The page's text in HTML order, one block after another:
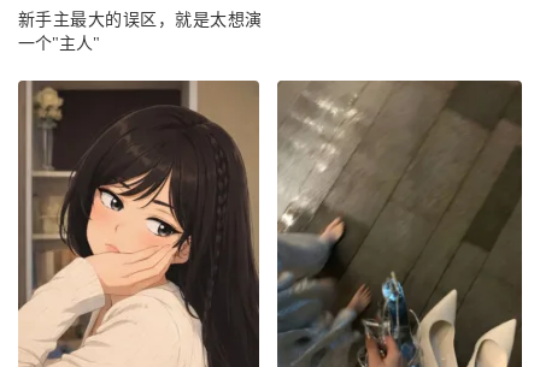
新手主最大的误区，就是太想演
一个"主人"